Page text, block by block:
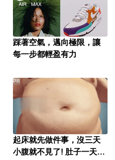
踩著空氣，邁向極限，讓
每一步都輕盈有力
起床就先做件事，沒三天
小腹就不見了! 肚子一天天
PR